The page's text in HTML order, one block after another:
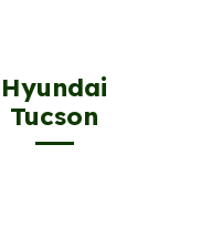
Hyundai
Tucson